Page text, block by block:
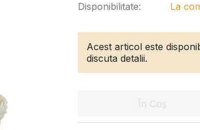
Disponibilitate:
La
Acest articol este
discuta detalii.
În Coș